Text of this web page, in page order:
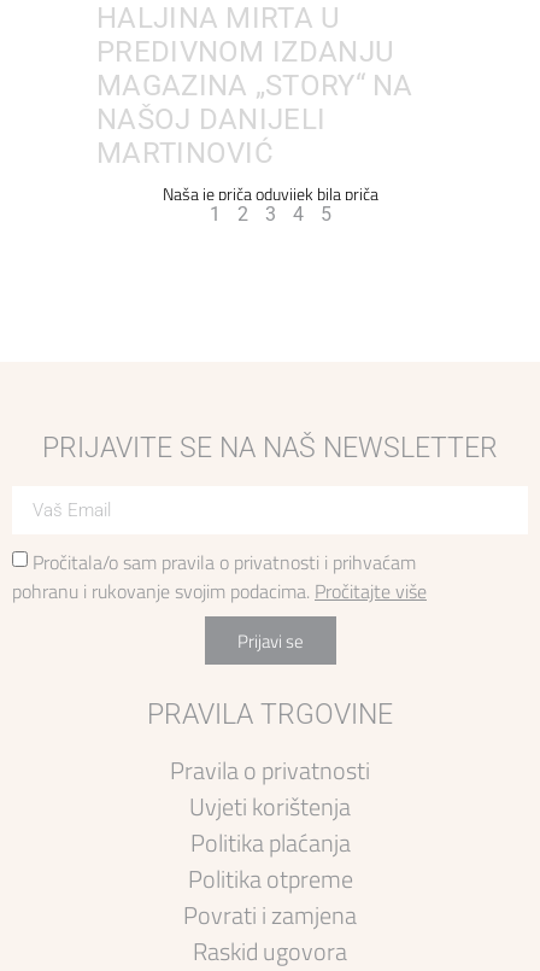
HALJINA MIRTA U
PREDIVNOM IZDANJU
MAGAZINA „STORY“ NA
NAŠOJ DANIJELI
MARTINOVIĆ
Naša je priča oduvijek bila priča
1 2 3 4 5
PRIJAVITE SE NA NAŠ NEWSLETTER
Pročitala/o sam pravila o privatnosti i prihvaćam
pohranu i rukovanje svojim podacima. Pročitajte više
Prijavi se
PRAVILA TRGOVINE
Pravila o privatnosti
Uvjeti korištenja
Politika plaćanja
Politika otpreme
Povrati i zamjena
Raskid ugovora